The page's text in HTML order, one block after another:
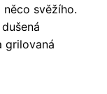
svěžího.
grilovaná